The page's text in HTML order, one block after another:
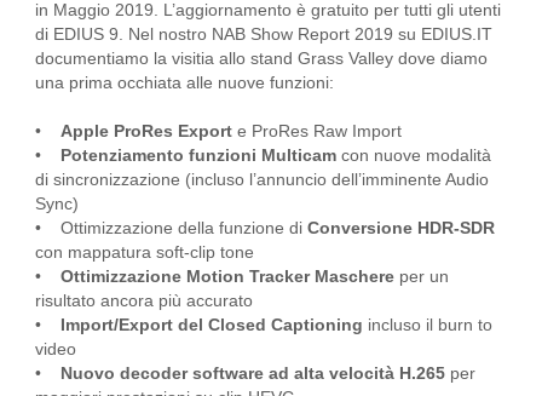
in Maggio 2019. L’aggiornamento è gratuito per tutti gli utenti
di EDIUS 9. Nel nostro NAB Show Report 2019 su EDIUS.IT
documentiamo la visitia allo stand Grass Valley dove diamo
una prima occhiata alle nuove funzioni:
• Apple ProRes Exporte ProRes Raw Import
•
Potenziamento funzioni Multicamcon nuove modalità
di sincronizzazione (incluso l’annuncio dell’imminente Audio
Sync)
• Ottimizzazione della funzione di Conversione HDR-SDR
con mappatura soft-clip tone
• Ottimizzazione Motion Tracker Maschereper un
risultato ancora più accurato
•
Import/Export del Closed Captioning incluso il burn to
video
•
Nuovo decoder software ad alta velocità H.265per